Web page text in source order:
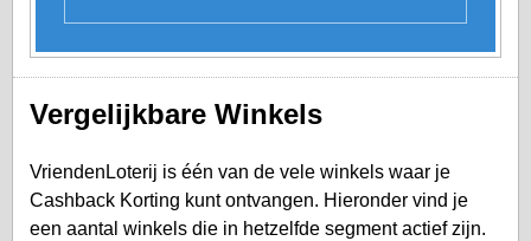
Vergelijkbare Winkels
VriendenLoterij is één van de vele winkels waar je
Cashback Korting kunt ontvangen. Hieronder vind je
een aantal winkels die in hetzelfde segment actief zijn.